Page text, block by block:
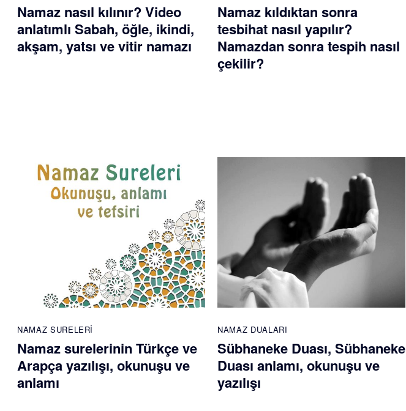
Namaz nasıl kılınır? Video
anlatımlı Sabah, öğle, ikindi,
akşam, yatsı ve vitir namazı
Namaz kıldıktan sonra
tesbihat nasıl yapılır?
Namazdan sonra tespih nasıl
çekilir?
NAMAZ SURELERI
Namaz surelerinin Türkçe ve
Arapça yazılışı, okunuşu ve
anlamı
NAMAZ DUALARI
Sübhaneke Duası, Sübhaneke
Duası anlamı, okunuşu ve
yazılışı